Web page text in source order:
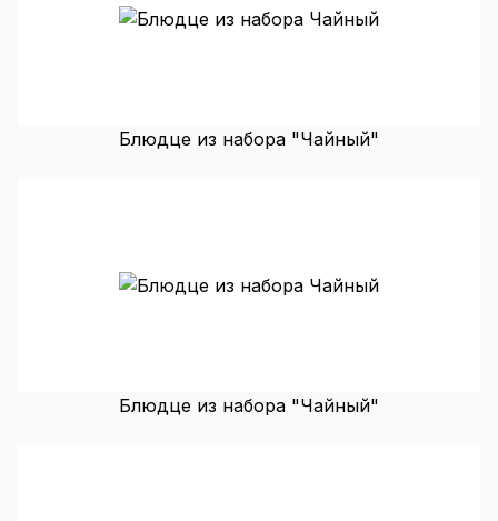
Блюдце из набора "Чайный"
Блюдце из набора "Чайный"